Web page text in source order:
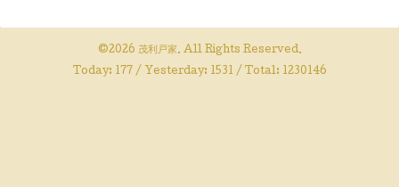
©2026 茂利戸家. All Rights Reserved.
Today: 177 / Yesterday: 1531/ Total: 1230146